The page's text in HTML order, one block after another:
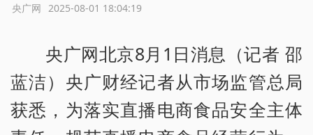
2025-08-01 18:04:19
央广网
央广网北京8月1日消息（记者 邵
蓝洁）央广财经记者从市场监管总局
获悉，为落实直播电商食品安全主体